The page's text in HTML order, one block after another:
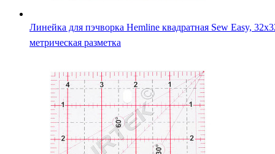
Линейка для пэчворка Hemline квадратная Sew Easy,
метрическая разметка